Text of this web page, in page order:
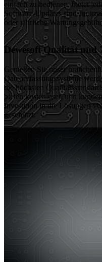
einfach zu bedienen, bietet
Software-Updates sind für
oder jährliche
Dewesoft Qualität und
Genießen Sie unser
Datenerfassungssysteme
die höchsten
bieten kostenlosen und
Investition in die Lösungen
geschützt.